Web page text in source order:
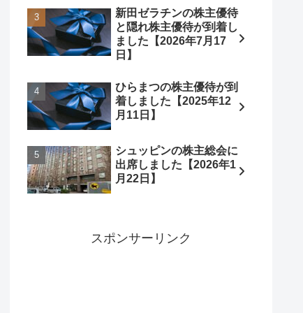
新田ゼラチンの株主優待
と隠れ株主優待が到着し
ました【2026年7月17
日】
ひらまつの株主優待が到
着しました【2025年12
月11日】
シュッピンの株主総会に
出席しました【2026年1
月22日】
スポンサーリンク